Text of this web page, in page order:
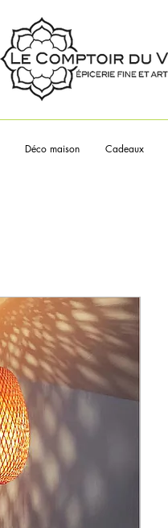
Déco maison Cadeaux